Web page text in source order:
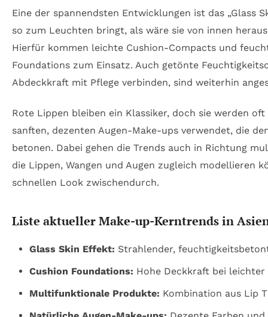
Eine der spannendsten Entwicklungen ist das „Glass
so zum Leuchten bringt, als wäre sie von innen
Hierfür kommen leichte Cushion-Compacts und
Foundations zum Einsatz. Auch getönte
Abdeckkraft mit Pflege verbinden, sind weiterhin
Rote Lippen bleiben ein Klassiker, doch sie werden
sanften, dezenten Augen-Make-ups verwendet, die
betonen. Dabei gehen die Trends auch in Richtung
die Lippen, Wangen und Augen zugleich modellieren
schnellen Look zwischendurch.
Liste aktueller Make-up-Kerntrends in
Glass Skin Effekt: Strahlender,
Cushion Foundations: Hohe Deckkraft bei leichter
Multifunktionale Produkte: Kombination aus Lip